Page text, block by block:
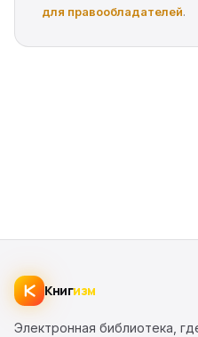
для правообладателей.
Книгизм
Электронная библиотека,